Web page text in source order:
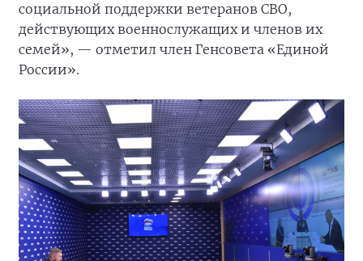
социальной поддержки ветеранов СВО,
действующих военнослужащих и членов их
семей», — отметил член Генсовета «Единой
России».